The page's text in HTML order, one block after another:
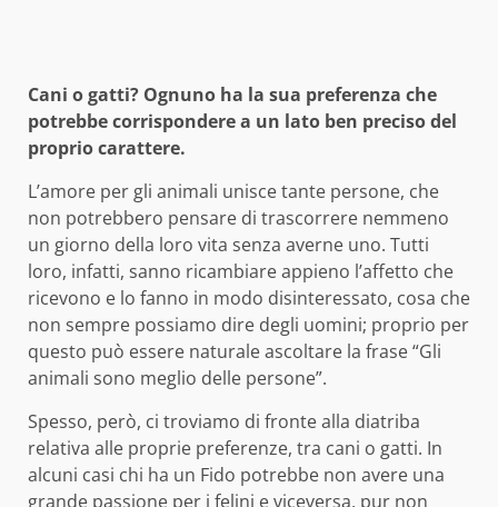
Cani o gatti? Ognuno ha la sua preferenza che
potrebbe corrispondere a un lato ben preciso del
proprio carattere.
L’amore per gli animali unisce tante persone, che
non potrebbero pensare di trascorrere nemmeno
un giorno della loro vita senza averne uno. Tutti
loro, infatti, sanno ricambiare appieno l’affetto che
ricevono e lo fanno in modo disinteressato, cosa che
non sempre possiamo dire degli uomini; proprio per
questo può essere naturale ascoltare la frase “Gli
animali sono meglio delle persone”.
Spesso, però, ci troviamo di fronte alla diatriba
relativa alle proprie preferenze, tra cani o gatti. In
alcuni casi chi ha un Fido potrebbe non avere una
grande passione per i felini e viceversa, pur non